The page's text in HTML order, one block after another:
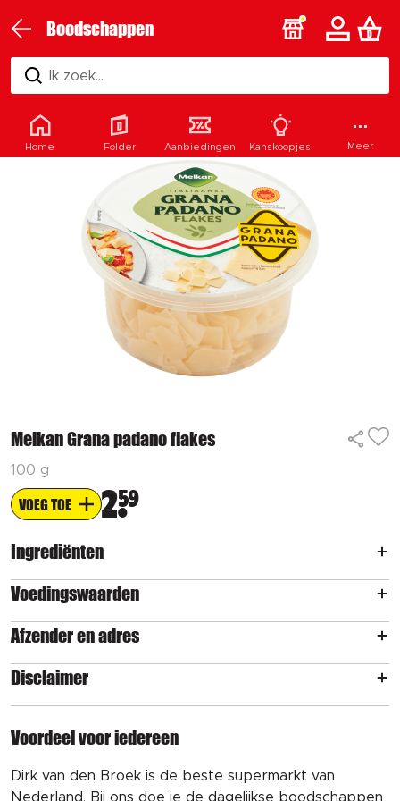
Boodschappen
Ik zoek...
Melkan Grana padano flakes
100 g
VOEG TOE 259
Ingrediënten
Voedingswaarden
Afzender en adres
Disclaimer
Voordeel voor iedereen
Dirk van den Broek is de beste supermarkt van
Nederland. Bij ons doe je de dagelijkse boodschappen
Home Folder Aanbiedingen Kanskoopjes Meer